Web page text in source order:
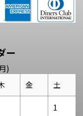
ー
)
金 土
1